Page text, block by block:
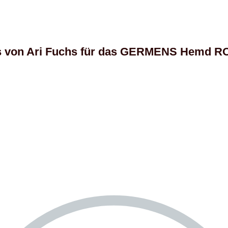
Ari Fuchs für das GERMENS Hemd